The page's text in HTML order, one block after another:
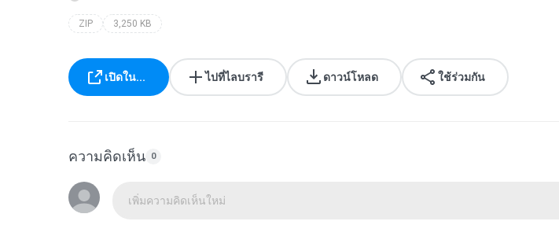
ZIP 3,250 KB
เปิดใน... ไปที่ไลบรารี ดาวน์โหลด ใช้ร่วมกัน
ความคิดเห็น 0
เพิ่มความคิดเห็นใหม่